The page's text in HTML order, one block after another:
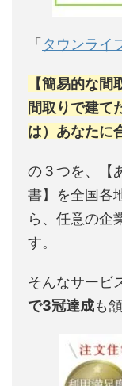
「 タウンライ
【簡易的な間
間取りで建て
は）あなたに
の３つを、【
書】を全国各
ら、任意の企
す。
そんなサービ
で3冠達成も